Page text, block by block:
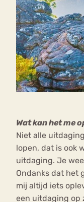
Wat kan het me
Niet alle
lopen, dat is ook
uitdaging. Je
Ondanks dat het
mij altijd iets
een uitdaging op